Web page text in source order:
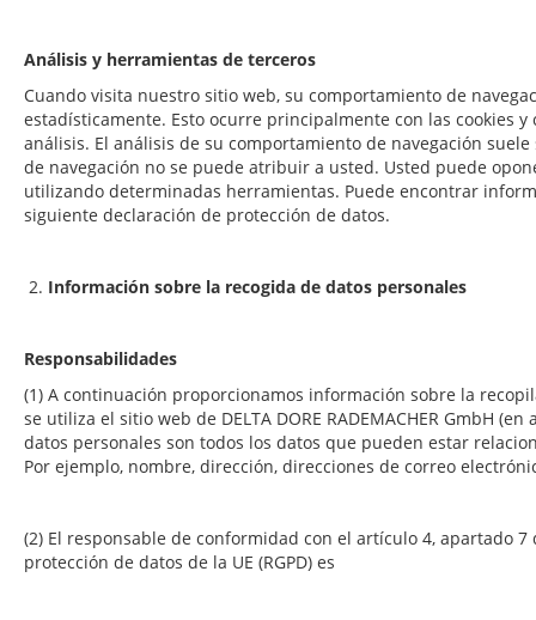
Análisis y herramientas de terceros
Cuando visita nuestro sitio web, su comportamiento de
estadísticamente. Esto ocurre principalmente con las cookies
análisis. El análisis de su comportamiento de navegación
de navegación no se puede atribuir a usted. Usted puede
utilizando determinadas herramientas. Puede encontrar
siguiente declaración de protección de datos.
2. Información sobre la recogida de datos personales
Responsabilidades
(1) A continuación proporcionamos información sobre la
se utiliza el sitio web de DELTA DORE RADEMACHER GmbH (en
datos personales son todos los datos que pueden estar
Por ejemplo, nombre, dirección, direcciones de correo
(2) El responsable de conformidad con el artículo 4, apartado
protección de datos de la UE (RGPD) es